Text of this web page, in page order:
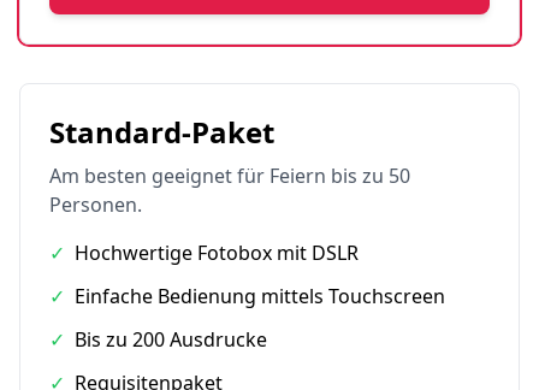
Standard-Paket
Am besten geeignet für Feiern bis zu 50
Personen.
✓ Hochwertige Fotobox mit DSLR
✓ Einfache Bedienung mittels Touchscreen
✓ Bis zu 200 Ausdrucke
✓ Requisitenpaket